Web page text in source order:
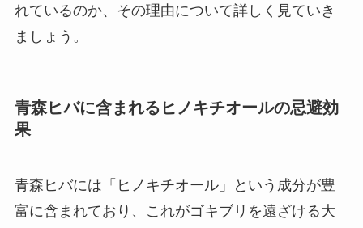
れているのか、その理由について詳しく見ていき
ましょう。
青森ヒバに含まれるヒノキチオールの忌避効
果
青森ヒバには「ヒノキチオール」という成分が豊
富に含まれており、これがゴキブリを遠ざける大